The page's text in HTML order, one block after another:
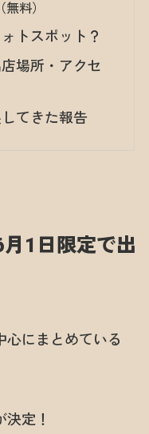
料）
トスポット？
場所・アクセ
てきた報告
1日限定で出
心にまとめている
定！